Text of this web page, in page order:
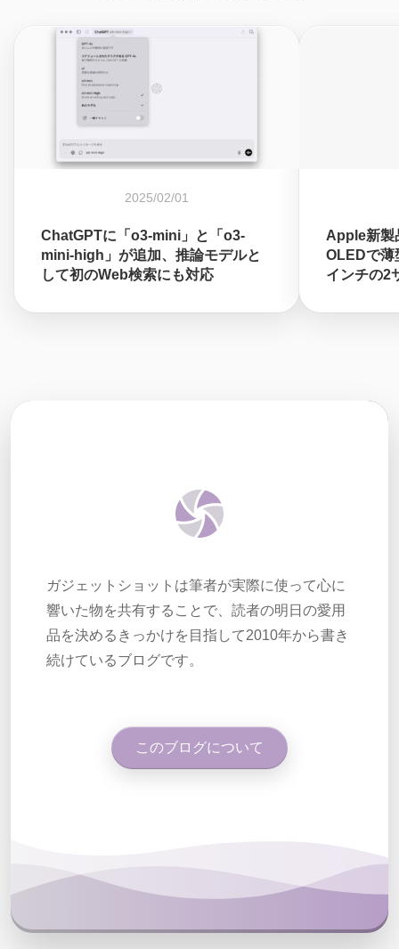
2025/02/01
ChatGPTに「o3-mini」と「o3-
mini-high」が追加、推論モデルと
して初のWeb検索にも対応
Apple新製
OLEDで薄
インチの2
ガジェットショットは筆者が実際に使って心に
響いた物を共有することで、読者の明日の愛用
品を決めるきっかけを目指して2010年から書き
続けているブログです。
このブログについて